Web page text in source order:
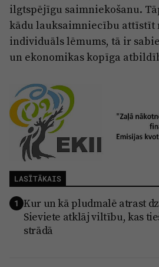
ilgtspējīgu saimniekošanu.
kādu lauksaimniecību attīstīt
individuāls lēmums, tā ir
un ekonomikas kopīga
LASĪTĀKAIS
1 Kur un kā pludmalē atrast
Sieviete atklāj viltību, kas
strādā